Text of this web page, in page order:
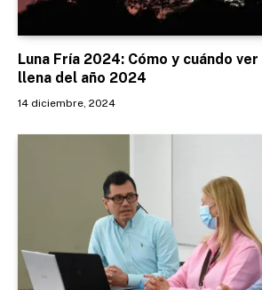
Luna Fría 2024: Cómo y cuándo
llena del año 2024
14 diciembre, 2024